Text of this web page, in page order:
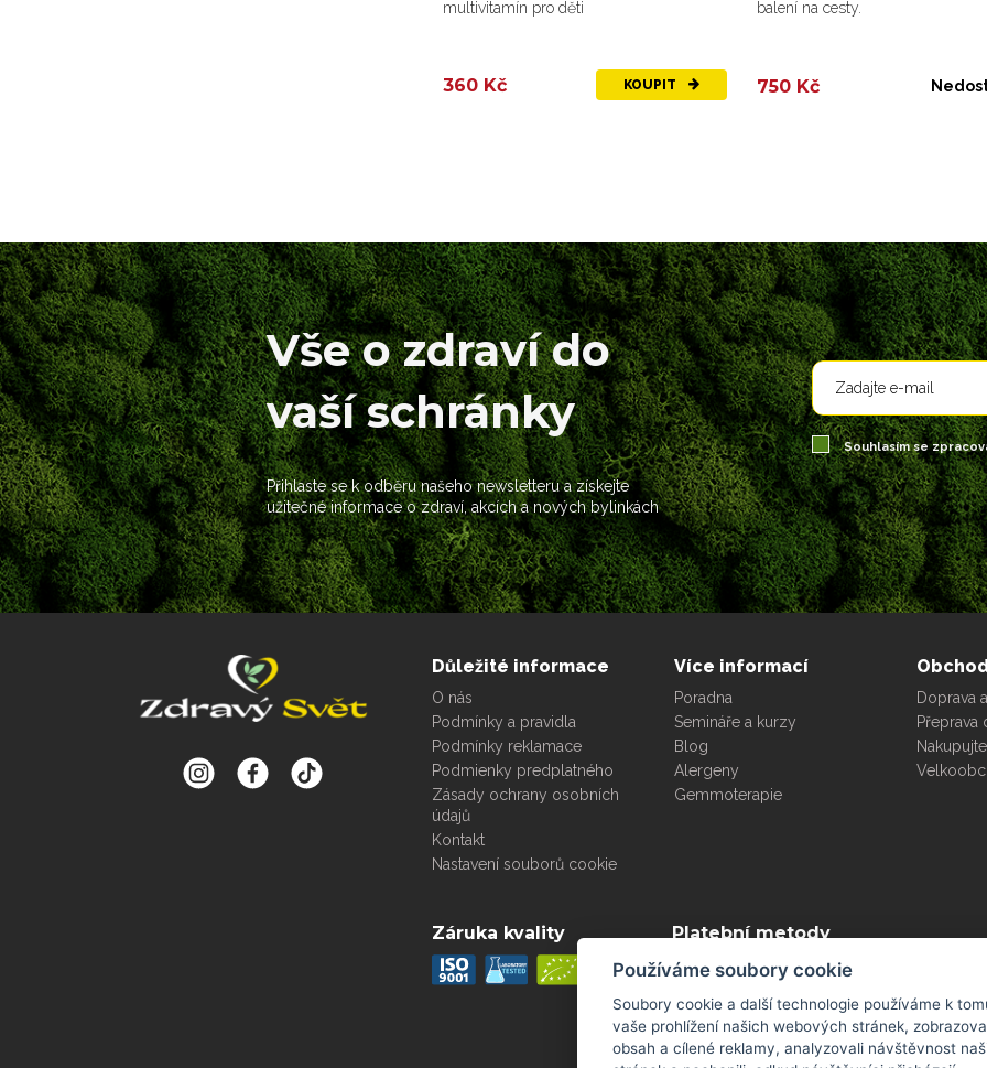
multivitamín pro děti
360 Kč KOUPIT
balení na cesty.
750 Kč
Vše o zdraví do
vaší schránky
Přihlaste se k odběru našeho newsletteru a získejte
užitečné informace o zdraví, akcích a nových bylinkách
Souhlasím se
Důležité informace
O nás
Podmínky a pravidla
Podmínky reklamace
Podmienky predplatného
Zásady ochrany osobních
údajů
Kontakt
Nastavení souborů cookie
Více informací
Poradna
Semináře a kurzy
Blog
Alergeny
Gemmoterapie
Doprava
Přeprava
Záruka kvality Platební metody
Používáme soubory cookie
Soubory cookie a další technologie používáme k
vaše prohlížení našich webových stránek,
obsah a cílené reklamy, analyzovali návštěvnost